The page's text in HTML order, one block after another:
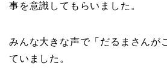
事を意識してもらいました。
みんな大きな声で「だるまさんが
ていました。